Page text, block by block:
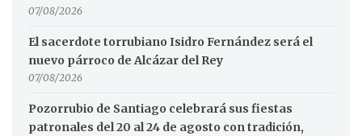
07/08/2026
El sacerdote torrubiano Isidro Fernández será el
nuevo párroco de Alcázar del Rey
07/08/2026
Pozorrubio de Santiago celebrará sus fiestas
patronales del 20 al 24 de agosto con tradición,